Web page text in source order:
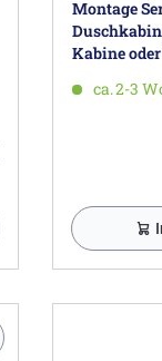
Montage
Kabine
ca. 2-3